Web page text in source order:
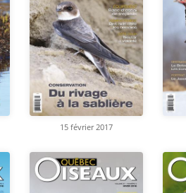
15 février 2017